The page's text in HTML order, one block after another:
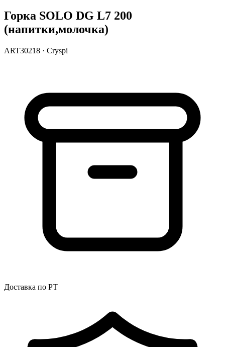
Горка SOLO DG L7 200
(напитки,молочка)
ART30218 · Cryspi
Доставка по РТ